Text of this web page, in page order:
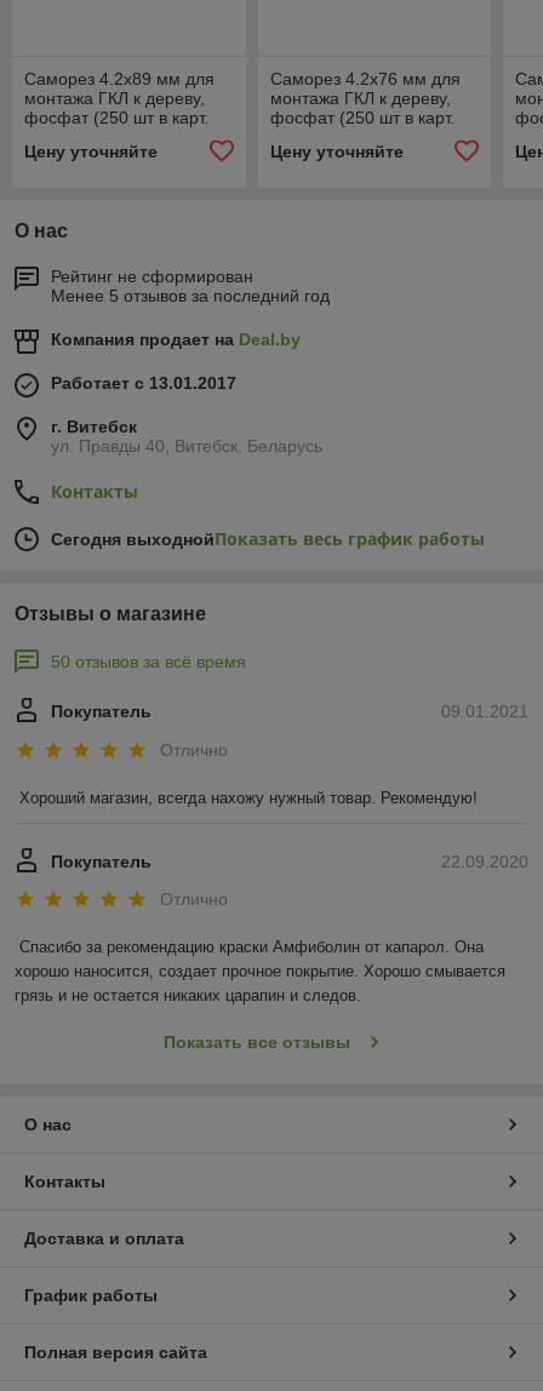
Саморез 4.2х89 мм для
монтажа ГКЛ к дереву,
фосфат (250 шт в карт.
Цену уточняйте
Саморез 4.2х76 мм для
монтажа ГКЛ к дереву,
фосфат (250 шт в карт.
Цену уточняйте
О нас
Рейтинг не сформирован
Менее 5 отзывов за последний год
Компания продает на Deal.by
Работает с 13.01.2017
г. Витебск
ул. Правды 40, Витебск, Беларусь
Контакты
Сегодня выходнойПоказать весь график работы
Отзывы о магазине
50 отзывов за всё время
09.01.2021
Покупатель
Отлично
Хороший магазин, всегда нахожу нужный товар. Рекомендую!
22.09.2020
Покупатель
Отлично
Спасибо за рекомендацию краски Амфиболин от капарол. Она
хорошо наносится, создает прочное покрытие. Хорошо смывается
грязь и не остается никаких царапин и следов.
Показать все отзывы
О нас
Контакты
Доставка и оплата
График работы
Полная версия сайта